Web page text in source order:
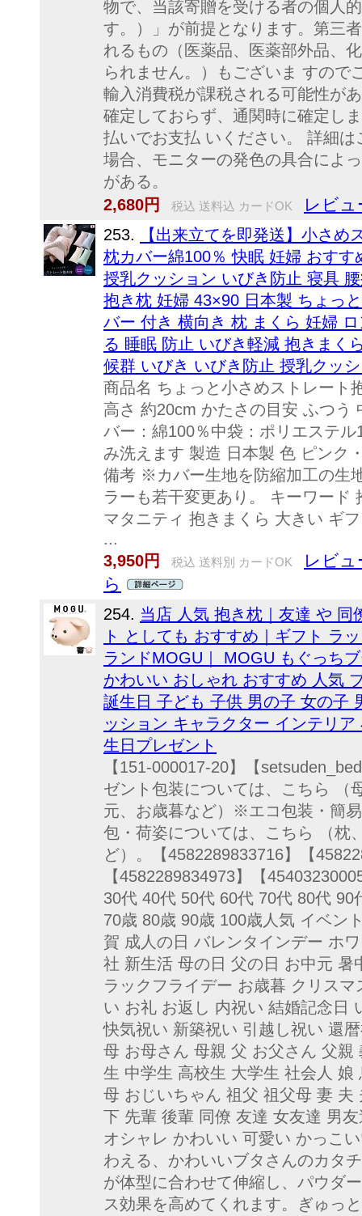
物で、当該寄贈を受ける者の個人
す。）」が前提となります。第三
れるもの（医薬品、医薬部外品、
られません。）もございま すので
輸入消費税が課税される可能性が
確定しておらず、通関時に確定し
払いでお支払 いください。 詳細
場合、モニターの発色の具合によ
がある。
2,680円
税込 送料込 カードOK レビュ
253.
【出来立てを即発送】小さ
枕カバー綿100％ 快眠 妊婦 おす
授乳クッション いびき防止 寝具
抱き枕 妊婦 43×90 日本製 ちょっ
バー 付き 横向き 枕 まくら 妊婦
る 睡眠 防止 いびき軽減 抱きまく
候群 いびき いびき防止 授乳クッ
商品名 ちょっと小さめストレート
高さ 約20cm かたさの目安 ふつう
バー：綿100％中袋：ポリエステ
み洗えます 製造 日本製 色 ピンク
備考 ※カバー生地を防縮加工の生
ラーも若干変更あり。 キーワード
マタニティ 抱きまくら 大きい ギ
...
3,950円
税込 送料別 カードOK
レビュ
ら
254. 当店 人気 抱き枕｜友達 や 同
ト としても おすすめ｜ギフト ラ
ランドMOGU｜ MOGU もぐっち
かわいい おしゃれ おすすめ 人気
誕生日 子ども 子供 男の子 女の子
ッション キャラクター インテリ
生日プレゼント
【151-000017-20】【
ゼント包装については、こちら （
元、お歳暮など）※エコ包装・簡
包・荷姿については、こちら （枕
ど）。【4582289833716】【
【4582289834973】【
30代 40代 50代 60代 70代 80代
70歳 80歳 90歳 100歳人気 イベン
賀 成人の日 バレンタインデー ホ
社 新生活 母の日 父の日 お中元
ラックフライデー お歳暮 クリス
い お礼 お返し 内祝い 結婚記念日
快気祝い 新築祝い 引越し祝い 還
母 お母さん 母親 父 お父さん 父
生 中学生 高校生 大学生 社会人
母 おじいちゃん 祖父 祖父母 妻
下 先輩 後輩 同僚 友達 女友達 男
オシャレ かわいい 可愛い かっこ
わえる、かわいいブタさんのカタ
が体型に合わせて伸縮し、パウダ
ス効果を高めてくれます。ぎゅっ